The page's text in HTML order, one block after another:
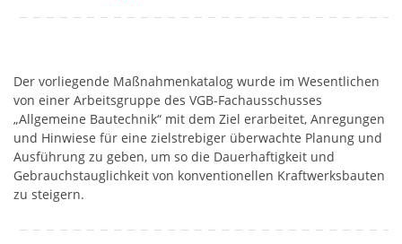
Der vorliegende Maßnahmenkatalog wurde im Wesentlichen
von einer Arbeitsgruppe des VGB-Fachausschusses
„Allgemeine Bautechnik“ mit dem Ziel erarbeitet, Anregungen
und Hinwiese für eine zielstrebiger überwachte Planung und
Ausführung zu geben, um so die Dauerhaftigkeit und
Gebrauchstauglichkeit von konventionellen Kraftwerksbauten
zu steigern.